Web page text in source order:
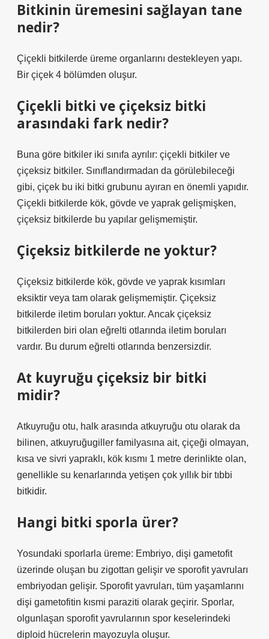
Bitkinin üremesini sağlayan tane
nedir?
Çiçekli bitkilerde üreme organlarını destekleyen yapı.
Bir çiçek 4 bölümden oluşur.
Çiçekli bitki ve çiçeksiz bitki
arasındaki fark nedir?
Buna göre bitkiler iki sınıfa ayrılır: çiçekli bitkiler ve
çiçeksiz bitkiler. Sınıflandırmadan da görülebileceği
gibi, çiçek bu iki bitki grubunu ayıran en önemli yapıdır.
Çiçekli bitkilerde kök, gövde ve yaprak gelişmişken,
çiçeksiz bitkilerde bu yapılar gelişmemiştir.
Çiçeksiz bitkilerde ne yoktur?
Çiçeksiz bitkilerde kök, gövde ve yaprak kısımları
eksiktir veya tam olarak gelişmemiştir. Çiçeksiz
bitkilerde iletim boruları yoktur. Ancak çiçeksiz
bitkilerden biri olan eğrelti otlarında iletim boruları
vardır. Bu durum eğrelti otlarında benzersizdir.
At kuyruğu çiçeksiz bir bitki
midir?
Atkuyruğu otu, halk arasında atkuyruğu otu olarak da
bilinen, atkuyruğugiller familyasına ait, çiçeği olmayan,
kısa ve sivri yapraklı, kök kısmı 1 metre derinlikte olan,
genellikle su kenarlarında yetişen çok yıllık bir tıbbi
bitkidir.
Hangi bitki sporla ürer?
Yosundaki sporlarla üreme: Embriyo, dişi gametofit
üzerinde oluşan bu zigottan gelişir ve sporofit yavruları
embriyodan gelişir. Sporofit yavruları, tüm yaşamlarını
dişi gametofitin kısmi paraziti olarak geçirir. Sporlar,
olgunlaşan sporofit yavrularının spor keselerindeki
diploid hücrelerin mayozuyla oluşur.